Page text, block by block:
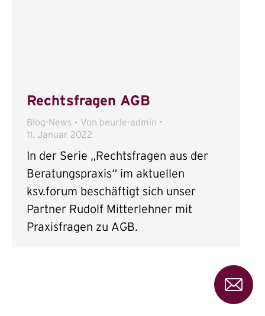
Rechtsfragen AGB
Blog-News Von beurle-admin
11. Januar 2022
In der Serie „Rechtsfragen aus der
Beratungspraxis“ im aktuellen
ksv.forum beschäftigt sich unser
Partner Rudolf Mitterlehner mit
Praxisfragen zu AGB.